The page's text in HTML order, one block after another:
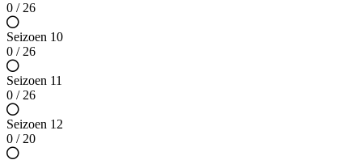
0 / 26
Seizoen 10
0 / 26
Seizoen 11
0 / 26
Seizoen 12
0 / 20